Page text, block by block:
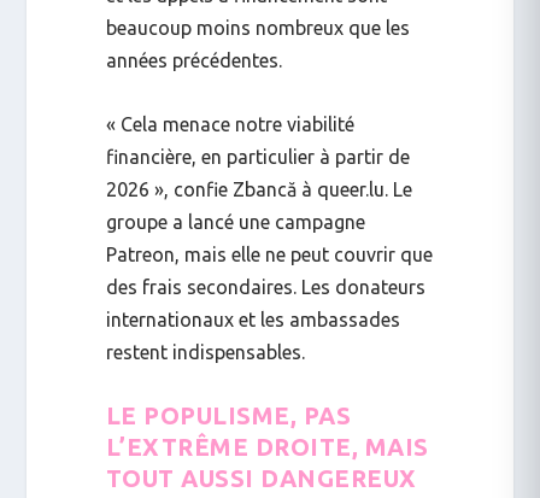
beaucoup moins nombreux que les
années précédentes.
« Cela menace notre viabilité
financière, en particulier à partir de
2026 », confie Zbancă à queer.lu. Le
groupe a lancé une campagne
Patreon, mais elle ne peut couvrir que
des frais secondaires. Les donateurs
internationaux et les ambassades
restent indispensables.
LE POPULISME, PAS
L’EXTRÊME DROITE, MAIS
TOUT AUSSI DANGEREUX